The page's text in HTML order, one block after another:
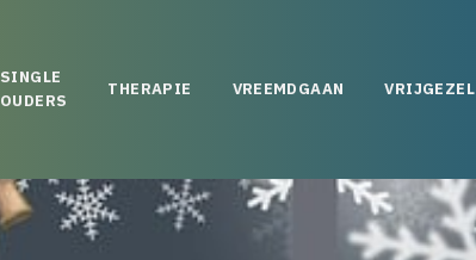
SINGLE
OUDERS
THERAPIE VREEMDGAAN VRIJGEZEL